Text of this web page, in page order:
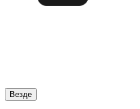
Везде